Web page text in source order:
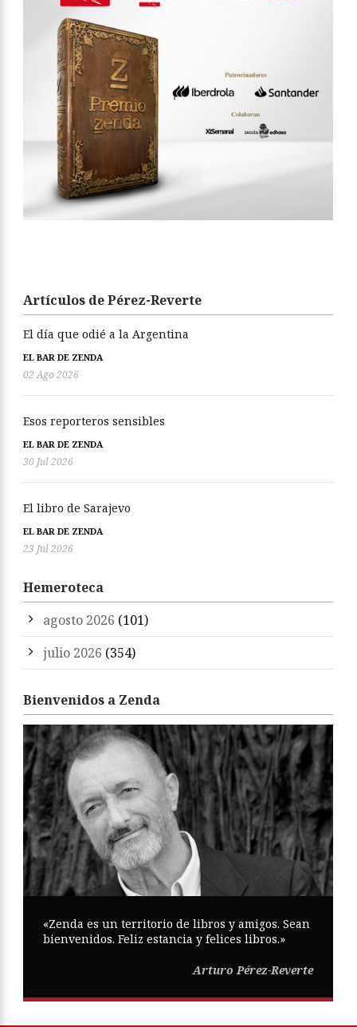
Artículos de Pérez-Reverte
El día que odié a la Argentina
EL BAR DE ZENDA
02 Ago 2026
Esos reporteros sensibles
EL BAR DE ZENDA
30 Jul 2026
El libro de Sarajevo
EL BAR DE ZENDA
23 Jul 2026
Hemeroteca
agosto 2026 (101)
julio 2026 (354)
Bienvenidos a Zenda
«Zenda es un territorio de libros y amigos. Sean
bienvenidos. Feliz estancia y felices libros.»
Arturo Pérez-Reverte